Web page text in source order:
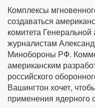
Комплексы
создаваться
комитета
журналистам
Минобороны РФ.
американским
российского
Вашингтон хочет,
применения